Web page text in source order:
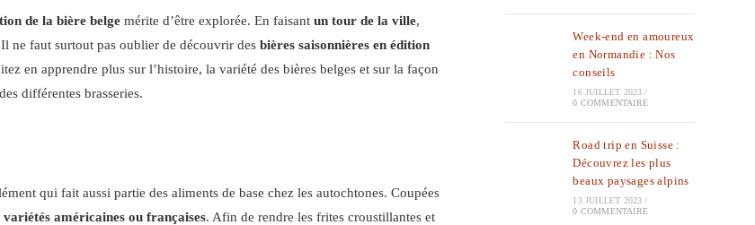
de la bière belge mérite d’être explorée. En faisantun tour de la ville,
ne faut surtout pas oublier de découvrir desbières saisonnières en édition
en apprendre plus sur l’histoire, la variété des bières belges et sur la façon
différentes brasseries.
qui fait aussi partie des aliments de base chez les autochtones. Coupées
américaines ou françaises. Afin de rendre les frites croustillantes et
Week-end en amoureux
en Normandie : Nos
conseils
16 JUILLET 2023 /
0 COMMENTAIRE
Road trip en Suisse :
Découvrez les plus
beaux paysages alpins
13 JUILLET 2023 /
0 COMMENTAIRE